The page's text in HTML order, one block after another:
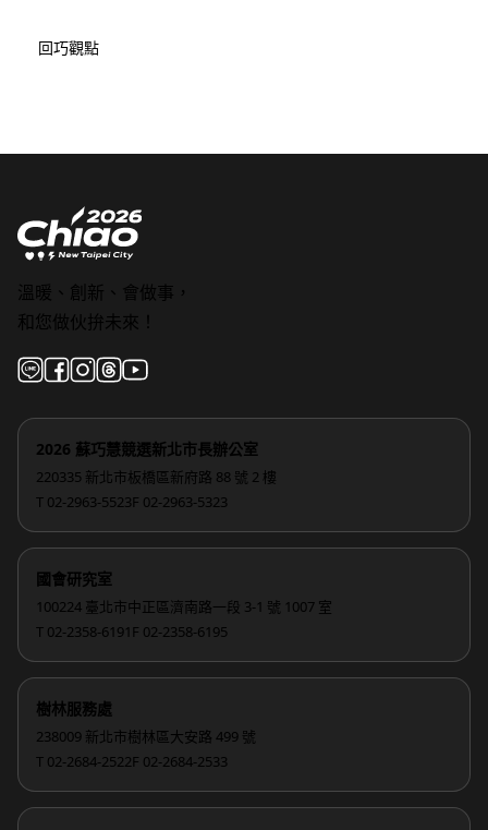
回巧觀點
溫暖、創新、會做事，
和您做伙拚未來！
2026 蘇巧慧競選新北市長辦公室
220335 新北市板橋區新府路 88 號 2 樓
T 02-2963-5523F 02-2963-5323
國會研究室
100224 臺北市中正區濟南路一段 3-1 號 1007 室
T 02-2358-6191 F 02-2358-6195
樹林服務處
238009 新北市樹林區大安路 499 號
T 02-2684-2522F 02-2684-2533